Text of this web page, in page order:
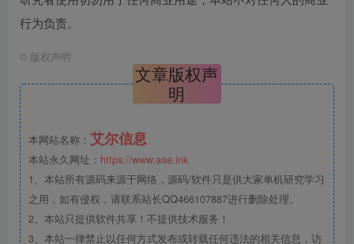
行为负责。
© 版权声明
文章版权声
明
本网站名称： 艾尔信息
本站永久网址： https://www.aae.ink
1、本站所有源码来源于网络，源码/软件只是供大家单机研究学习
之用，如有侵权，请联系站长QQ466107887进行删除处理。
2、本站只提供软件共享！不提供技术服务！
3、本站一律禁止以任何方式发布或转载任何违法的相关信息，访